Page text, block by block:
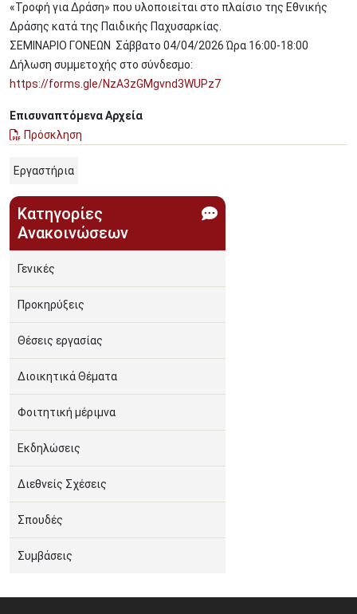
«Τροφή για Δράση» που υλοποιείται στο πλαίσιο της Εθνικής
Δράσης κατά της Παιδικής Παχυσαρκίας.
ΣΕΜΙΝΑΡΙΟ ΓΟΝΕΩΝ Σάββατο 04/04/2026 Ώρα 16:00-18:00
Δήλωση συμμετοχής στο σύνδεσμο:
https://forms.gle/NzA3zGMgvnd3WUPz7
Επισυναπτόμενα Αρχεία
Πρόσκληση
Εργαστήρια
Κατηγορίες
Ανακοινώσεων
Γενικές
Προκηρύξεις
Θέσεις εργασίας
Διοικητικά Θέματα
Φοιτητική μέριμνα
Εκδηλώσεις
Διεθνείς Σχέσεις
Σπουδές
Συμβάσεις